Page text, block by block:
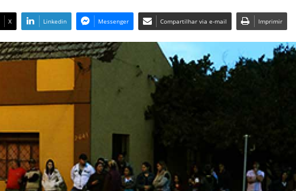
X Linkedin Messenger Compartilhar via e-mail Imprimir